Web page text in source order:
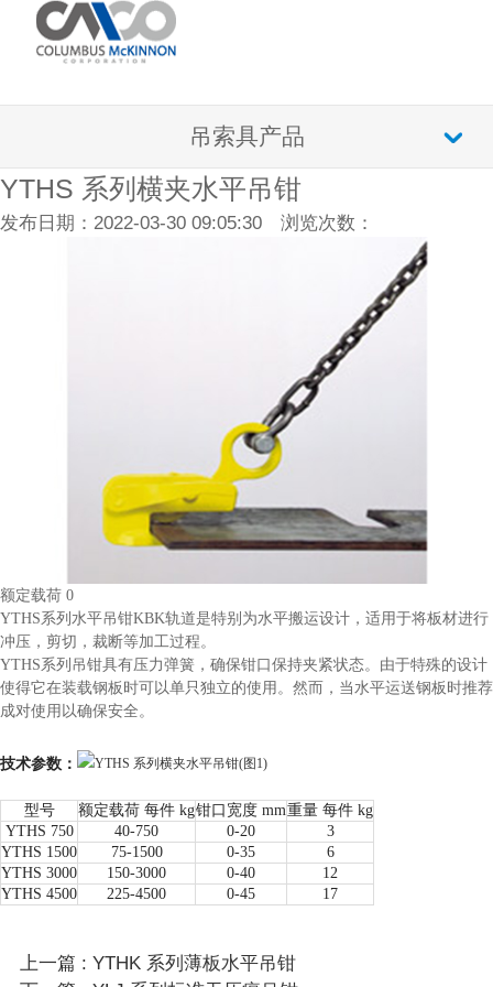
吊索具产品
YTHS 系列横夹水平吊钳
发布日期：2022-03-30 09:05:30 浏览次数：
额定载荷 0
YTHS系列水平吊钳KBK轨道是特别为水平搬运设计，适用于将板材进行
冲压，剪切，裁断等加工过程。
YTHS系列吊钳具有压力弹簧，确保钳口保持夹紧状态。由于特殊的设计
使得它在装载钢板时可以单只独立的使用。然而，当水平运送钢板时推荐
成对使用以确保安全。
技术参数：
型号 额定载荷 每件 kg钳口宽度 mm重量 每件 kg
YTHS 750
40-750 0-20
3
YTHS 1500
75-1500 0-35
6
YTHS 3000
150-3000 0-40
12
YTHS 4500
225-4500 0-45 17
上一篇 : YTHK 系列薄板水平吊钳